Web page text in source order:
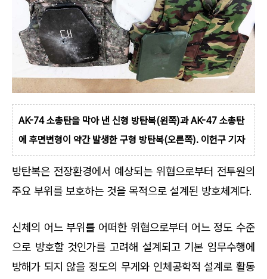
AK-74 소총탄을 막아 낸 신형 방탄복(왼쪽)과 AK-47 소총탄
에 후면변형이 약간 발생한 구형 방탄복(오른쪽). 이헌구 기자
방탄복은 전장환경에서 예상되는 위협으로부터 전투원의
주요 부위를 보호하는 것을 목적으로 설계된 방호체계다.
신체의 어느 부위를 어떠한 위협으로부터 어느 정도 수준
으로 방호할 것인가를 고려해 설계되고 기본 임무수행에
방해가 되지 않을 정도의 무게와 인체공학적 설계로 활동